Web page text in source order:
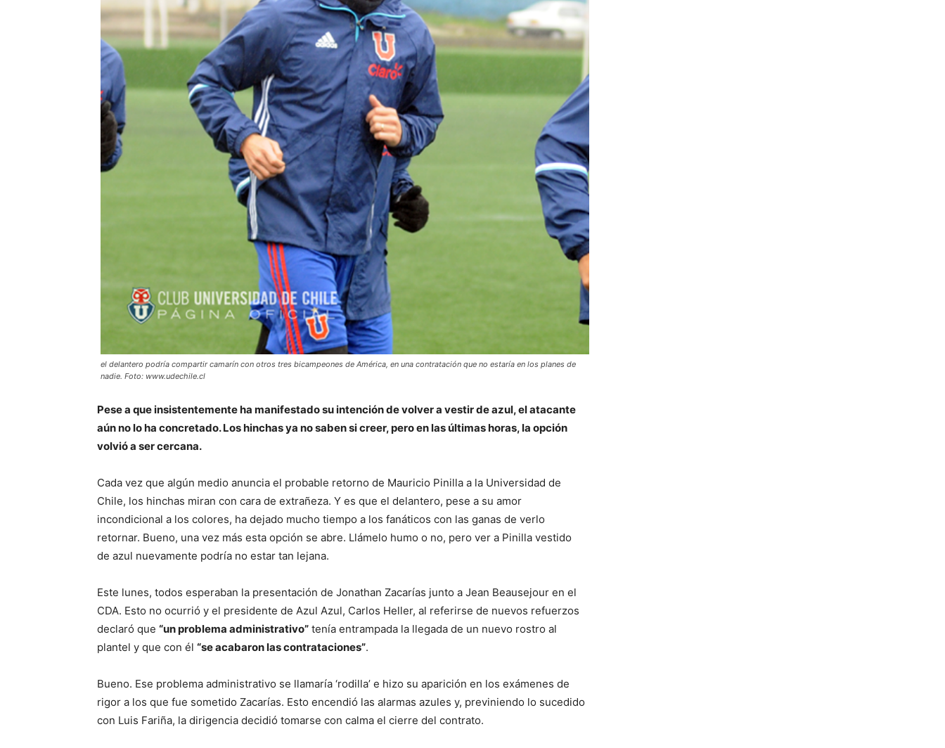
el delantero podría compartir camarín con otros tres bicampeones de América, en una contratación que no estaría en los planes de
nadie. Foto: www.udechile.cl
Pese a que insistentemente ha manifestado su intención de volver a vestir de azul, el atacante
aún no lo ha concretado. Los hinchas ya no saben si creer, pero en las últimas horas, la opción
volvió a ser cercana.
Cada vez que algún medio anuncia el probable retorno de Mauricio Pinilla a la Universidad de
Chile, los hinchas miran con cara de extrañeza. Y es que el delantero, pese a su amor
incondicional a los colores, ha dejado mucho tiempo a los fanáticos con las ganas de verlo
retornar. Bueno, una vez más esta opción se abre. Llámelo humo o no, pero ver a Pinilla vestido
de azul nuevamente podría no estar tan lejana.
Este lunes, todos esperaban la presentación de Jonathan Zacarías junto a Jean Beausejour en el
CDA. Esto no ocurrió y el presidente de Azul Azul, Carlos Heller, al referirse de nuevos refuerzos
declaró que “un problema administrativo” tenía entrampada la llegada de un nuevo rostro al
plantel y que con él “se acabaron las contrataciones”.
Bueno. Ese problema administrativo se llamaría ‘rodilla’ e hizo su aparición en los exámenes de
rigor a los que fue sometido Zacarías. Esto encendió las alarmas azules y, previniendo lo sucedido
con Luis Fariña, la dirigencia decidió tomarse con calma el cierre del contrato.